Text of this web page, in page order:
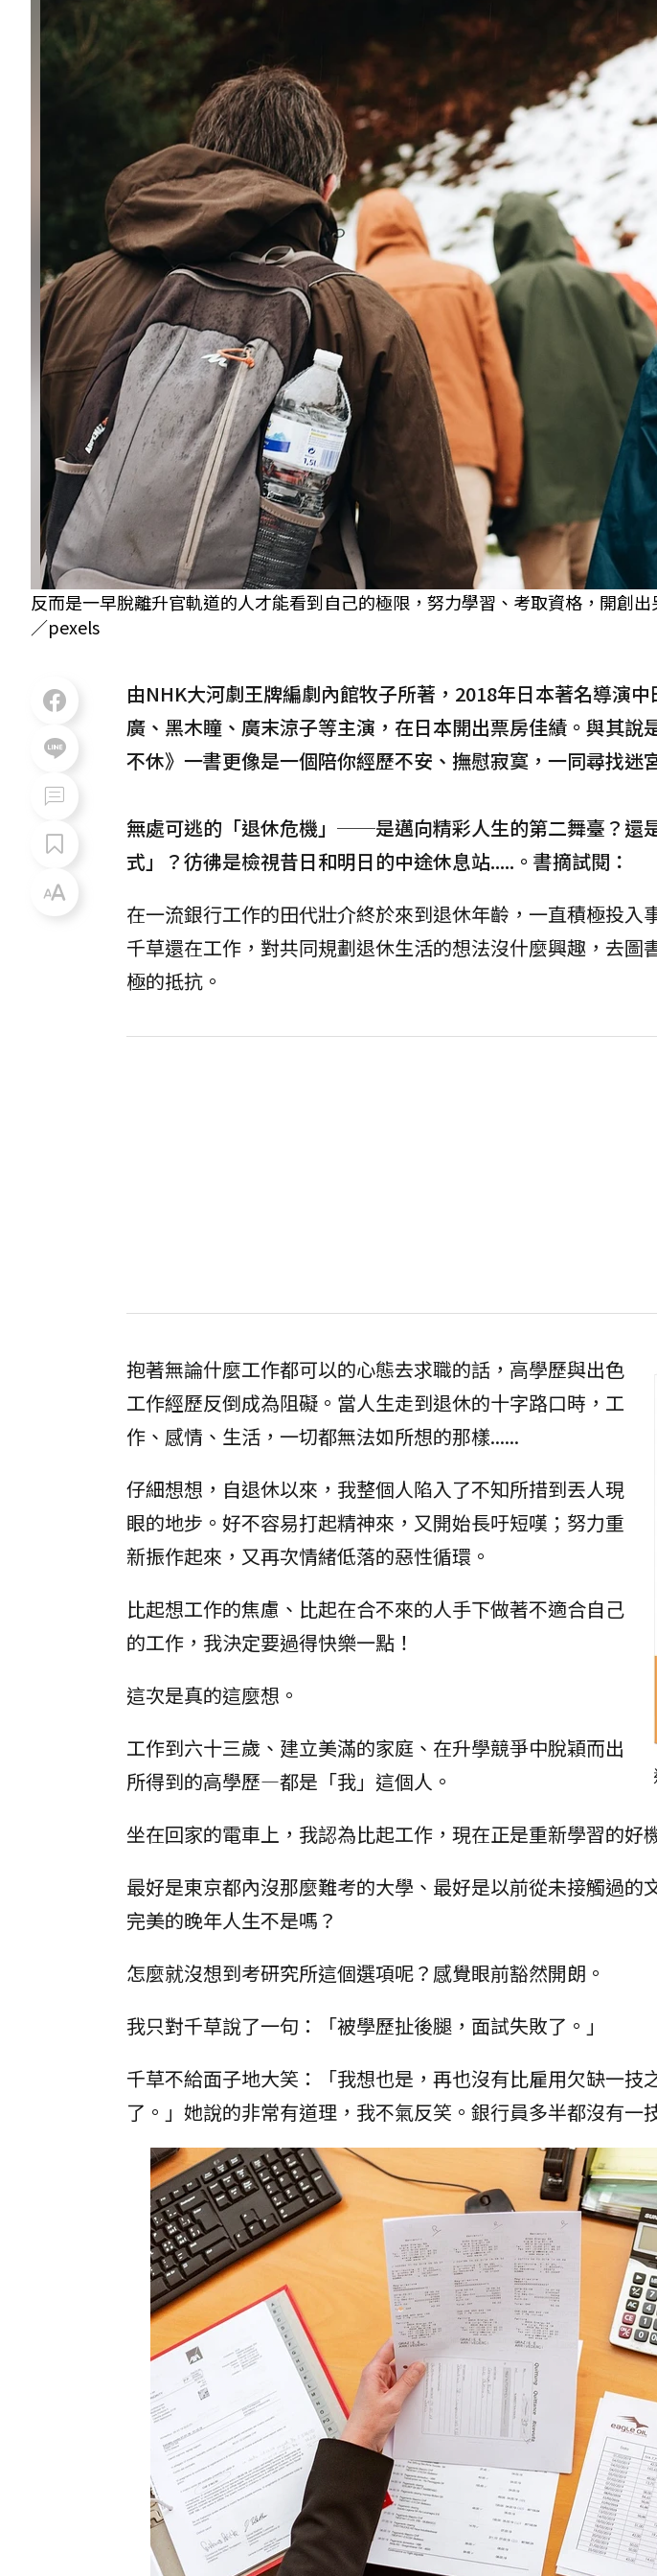
反而是一早脫離升官軌道的人才能看到自己的極限，努力學習、考取資格，開創
／pexels
由NHK大河劇王牌編劇內館牧子所著，2018年日本著名導演
廣、黑木瞳、廣末涼子等主演，在日本開出票房佳績。與其說
不休》一書更像是一個陪你經歷不安、撫慰寂寞，一同尋找迷
無處可逃的「退休危機」──是邁向精彩人生的第二舞臺？還
式」？彷彿是檢視昔日和明日的中途休息站.....。書摘試閱：
在一流銀行工作的田代壯介終於來到退休年齡，一直積極投入
千草還在工作，對共同規劃退休生活的想法沒什麼興趣，去圖
極的抵抗。
抱著無論什麼工作都可以的心態去求職的話，高學歷與出色
工作經歷反倒成為阻礙。當人生走到退休的十字路口時，工
作、感情、生活，一切都無法如所想的那樣......
仔細想想，自退休以來，我整個人陷入了不知所措到丟人現
眼的地步。好不容易打起精神來，又開始長吁短嘆；努力重
新振作起來，又再次情緒低落的惡性循環。
比起想工作的焦慮、比起在合不來的人手下做著不適合自己
的工作，我決定要過得快樂一點！
這次是真的這麼想。
工作到六十三歲、建立美滿的家庭、在升學競爭中脫穎而出
所得到的高學歷—都是「我」這個人。
坐在回家的電車上，我認為比起工作，現在正是重新學習的好
最好是東京都內沒那麼難考的大學、最好是以前從未接觸過的
完美的晚年人生不是嗎？
怎麼就沒想到考研究所這個選項呢？感覺眼前豁然開朗。
我只對千草說了一句：「被學歷扯後腿，面試失敗了。」
千草不給面子地大笑：「我想也是，再也沒有比雇用欠缺一技
了。」她說的非常有道理，我不氣反笑。銀行員多半都沒有一